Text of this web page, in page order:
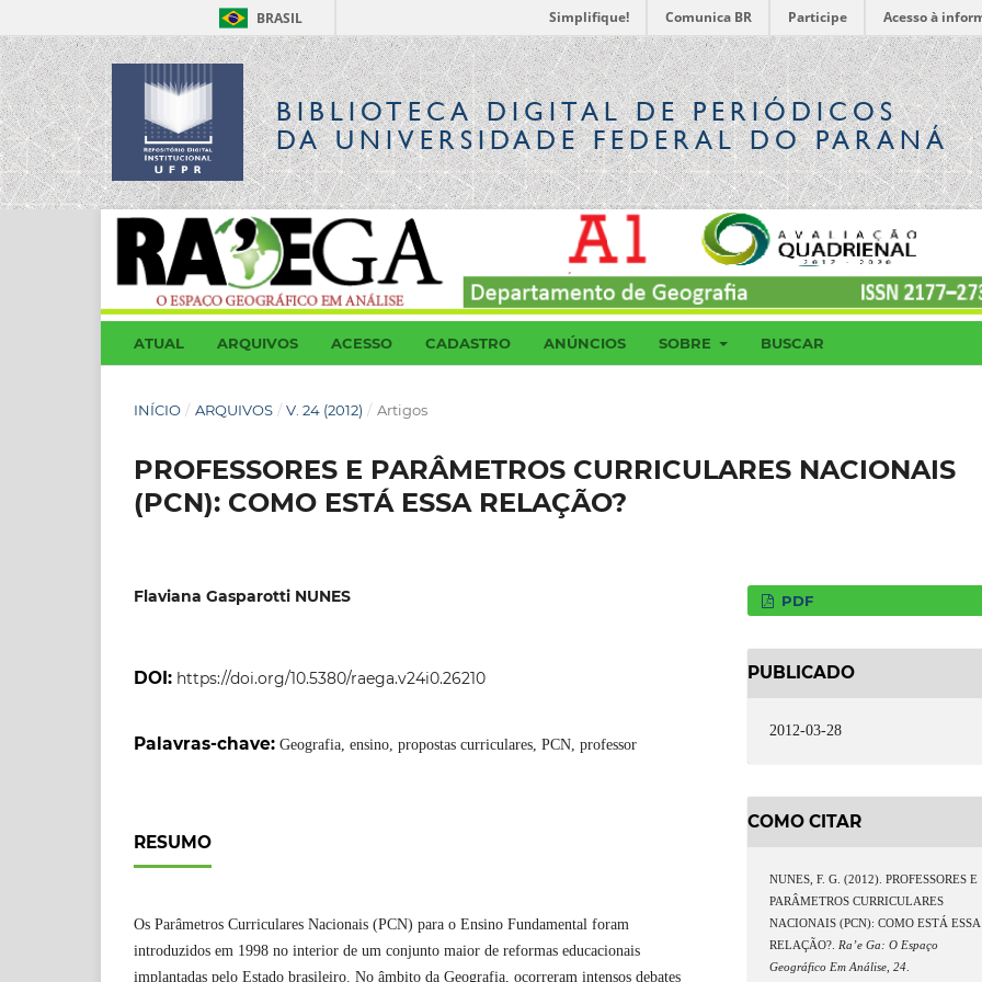
BRASIL Simplifique! Comunica BR Participe Acesso à
BIBLIOTECA DIGITALDE PERIÓDICOS
DA UNIVERSIDADE FEDERAL DO PARANÁ
ATUAL ARQUIVOS ACESSO CADASTRO ANÚNCIOS SOBRE BUSCAR
INÍCIO / ARQUIVOS / V. 24 (2012) / Artigos
PROFESSORES E PARÂMETROS CURRICULARES NACIONAIS
(PCN): COMO ESTÁ ESSA RELAÇÃO?
Flaviana Gasparotti NUNES
DOI: https://doi.org/10.5380/raega.v24i0.26210
Palavras-chave: Geografia, ensino, propostas curriculares, PCN, professor
RESUMO
Os Parâmetros Curriculares Nacionais (PCN) para o Ensino Fundamental foram
introduzidos em 1998 no interior de um conjunto maior de reformas educacionais
implantadas pelo Estado brasileiro. No âmbito da Geografia, ocorreram intensos debates
PDF
PUBLICADO
2012-03-28
COMO CITAR
NUNES, F. G. (2012). PROFESSORES E
PARÂMETROS CURRICULARES
NACIONAIS (PCN): COMO ESTÁ ESSA
RELAÇÃO?. Ra’e Ga: O Espaço
Geográfico Em Análise ,24